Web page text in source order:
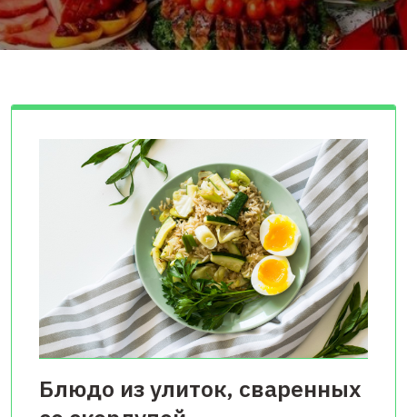
Блюдо из улиток, сваренных